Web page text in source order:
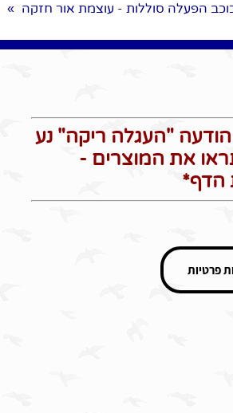
כוכב הפעלה סוללות - עוצמת אור חזקה »
"העגלה ריקה" נע
את המוצרים -
פרטיות